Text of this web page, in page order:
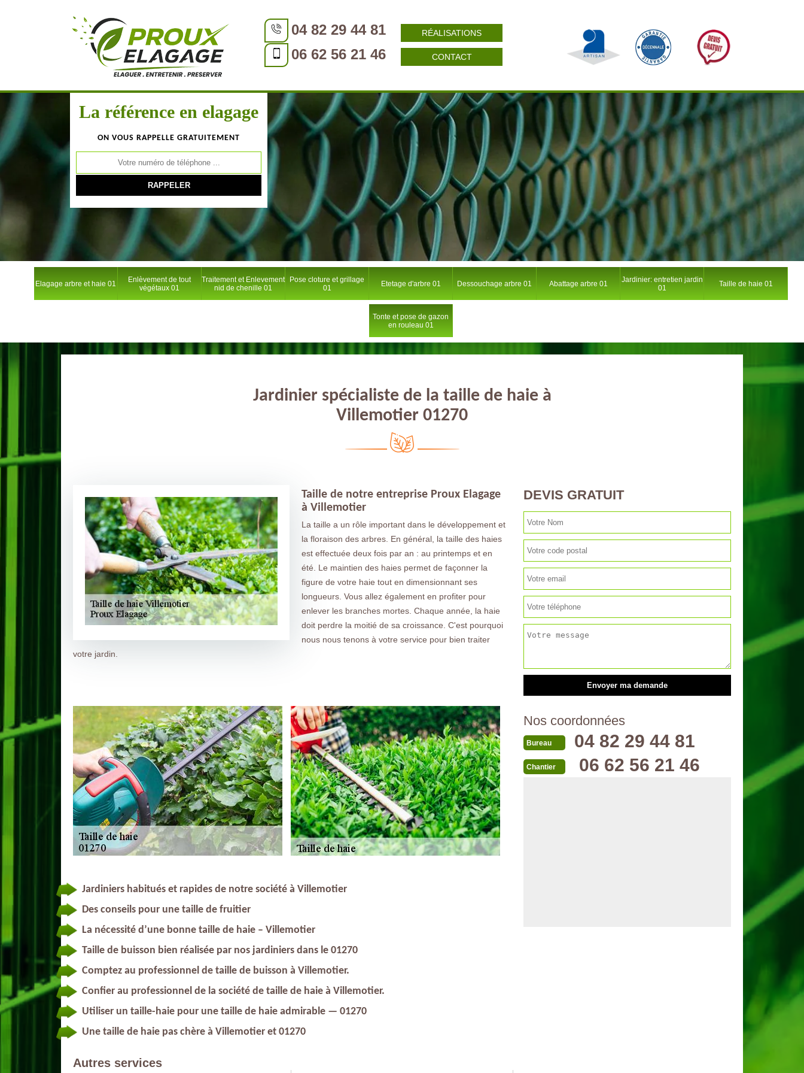
04 82 29 44 81
06 62 56 21 46
RÉALISATIONS
CONTACT
La référence en elagage
ON VOUS RAPPELLE GRATUITEMENT
Elagage arbre et haie 01
Enlèvement de tout
végétaux 01
Traitement et Enlevement
nid de chenille 01
Pose cloture et grillage
01
Etetage d'arbre 01 Dessouchage arbre 01 Abattage arbre 01
Jardinier: entretien jardin
01
Taille de haie 01
Tonte et pose de gazon
en rouleau 01
Jardinier spécialiste de la taille de haie à
Villemotier 01270
Taille de notre entreprise Proux Elagage
à Villemotier
La taille a un rôle important dans le développement et
la floraison des arbres. En général, la taille des haies
est effectuée deux fois par an : au printemps et en
été. Le maintien des haies permet de façonner la
figure de votre haie tout en dimensionnant ses
longueurs. Vous allez également en profiter pour
enlever les branches mortes. Chaque année, la haie
doit perdre la moitié de sa croissance. C'est pourquoi
nous nous tenons à votre service pour bien traiter
votre jardin.
Jardiniers habitués et rapides de notre société à Villemotier
Des conseils pour une taille de fruitier
La nécessité d’une bonne taille de haie – Villemotier
Taille de buisson bien réalisée par nos jardiniers dans le 01270
Comptez au professionnel de taille de buisson à Villemotier.
Confier au professionnel de la société de taille de haie à Villemotier.
Utiliser un taille-haie pour une taille de haie admirable — 01270
Une taille de haie pas chère à Villemotier et 01270
DEVIS GRATUIT
Nos coordonnées
Bureau 04 82 29 44 81
Chantier 06 62 56 21 46
Autres services